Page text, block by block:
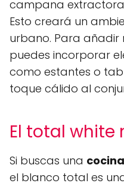
campana
Esto creará un
urbano. Para
puedes incorporar
como estantes o
toque cálido al
El total white
Si buscas una
el blanco total es